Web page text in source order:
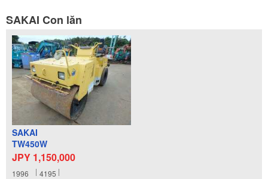
SAKAI Con lăn
SAKAI
TW450W
JPY 1,150,000
1996
4195